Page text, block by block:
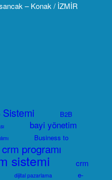
– Konak / İZMİR
Sistemi
B2B
bayi yönetim
Business to
crm programı
sistemi
crm
dijital pazarlama
e-